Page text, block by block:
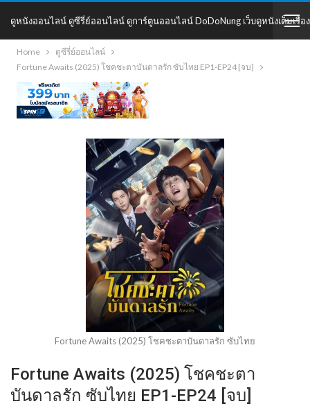
ดูหนังออนไลน์ ดูซีรี่ย์ออนไลน์ ดูการ์ตูนออนไลน์ DoDoNung เว็บดูหนังเต็มเรื่อง
DoDoNung
Home
ดูซีรี่ย์ออนไลน์
Fortune Awaits (2025) โชคชะตาบันดาลรัก ซับไทย EP1-EP24 [จบ]
Fortune Awaits (2025) โชคชะตาบันดาลรัก ซับไทย
Fortune Awaits (2025) โชคชะตา
บันดาลรัก ซับไทย EP1-EP24 [จบ]